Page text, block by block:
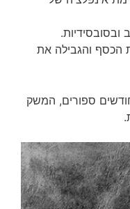
ובסובסידיות.
והגבילה את
ספורים, המשק